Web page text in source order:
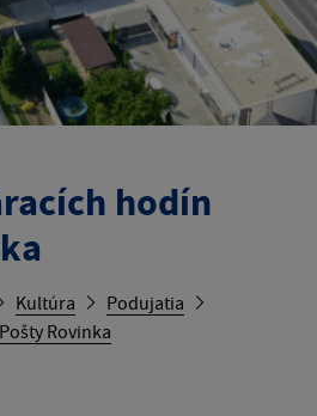
hodín
Kultúra
Podujatia
Rovinka